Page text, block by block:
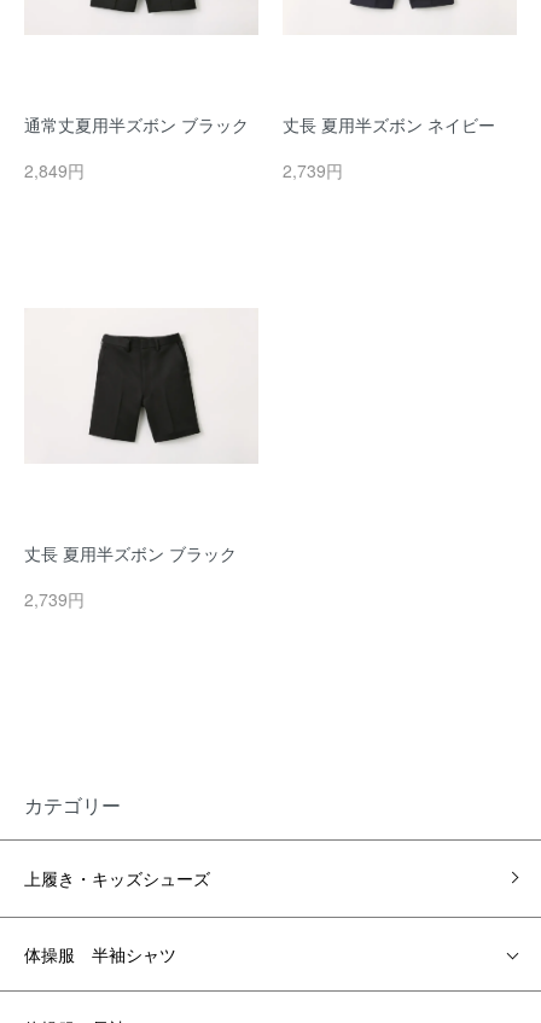
通常丈夏用半ズボン ブラック
2,849円
丈長 夏用半ズボン ネイビー
2,739円
丈長 夏用半ズボン ブラック
2,739円
カテゴリー
上履き・キッズシューズ
体操服 半袖シャツ